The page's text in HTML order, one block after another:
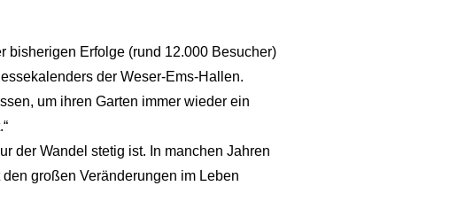
bisherigen Erfolge (rund 12.000 Besucher)
der Weser-Ems-Hallen.
um ihren Garten immer wieder ein
der Wandel stetig ist. In manchen Jahren
großen Veränderungen im Leben